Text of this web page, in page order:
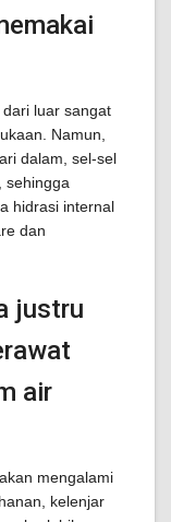
dari luar sangat
Namun,
dalam, sel-sel
sehingga
hidrasi internal
dan
justru
air
mengalami
kelenjar